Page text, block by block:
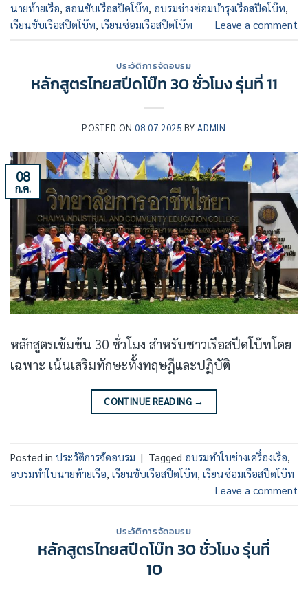
นายท้ายเรือ, สอนขับเรือสปีดโบ๊ท, อบรมช่างซ่อมบำรุงเรือสปีดโบ๊ท,
เรียนขับเรือสปีดโบ๊ท, เรียนซ่อมเรือสปีดโบ๊ท Leave a comment
ประวัติการจัดอบรม
หลักสูตรไทยสปีดโบ๊ท 30 ชั่วโมง รุ่นที่ 11
POSTED ON08.07.2025 BYADMIN
08
ก.ค.
หลักสูตรเข้มข้น 30 ชั่วโมง สำหรับชาวเรือสปีดโบ๊ทโดย
เฉพาะ เน้นเสริมทักษะทั้งทฤษฎีและปฏิบัติ
CONTINUE READING →
Posted in ประวัติการจัดอบรม | Tagged อบรมทำใบช่างเครื่องเรือ,
อบรมทำใบนายท้ายเรือ, เรียนขับเรือสปีดโบ๊ท, เรียนซ่อมเรือสปีดโบ๊ท
Leave a comment
ประวัติการจัดอบรม
หลักสูตรไทยสปีดโบ๊ท 30 ชั่วโมง รุ่นที่
10